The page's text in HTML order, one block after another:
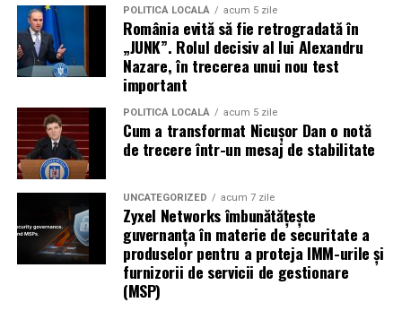
ActoriiVlad Gherman, Oana Gherman și Ioana
Ginghină
vin la întâlnirea cu publicul dinCinema City
Vivo! Pitești pe 17 februarie, de la 18:30și vor
participa la o discuție după proiecție, alături de
Paul Decu.
Caravana„În pielea mea”ajunge laCinema City
Shopping City Ploiești, pe 18 februarie, de la 18:30, la
proiecția specială introdusă de regizorul
alături de actoriiIoana State, Vlad și Oana Gherman,
Azaleea Necula și Gabriel Vatavu.
O comedie actuală și spumoasă, filmul„În pielea
este distribuit de T.R.I.B.E. Films.
POLITICĂ LOCALĂ acum 5 zile
România evită să fie retrogradată în
„JUNK”. Rolul decisiv al lui Alexandru
Nazare, în trecerea unui nou test
important
POLITICĂ LOCALĂ acum 5 zile
Cum a transformat Nicușor Dan o notă
de trecere într-un mesaj de stabilitate
UNCATEGORIZED acum 7 zile
Zyxel Networks îmbunătățește
guvernanța în materie de securitate a
produselor pentru a proteja IMM-urile și
furnizorii de servicii de gestionare
(MSP)